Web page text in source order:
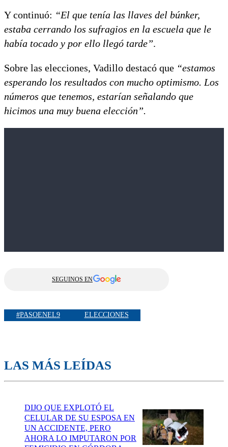
Y continuó: “El que tenía las llaves del búnker,
estaba cerrando los sufragios en la escuela que le
había tocado y por ello llegó tarde”.
Sobre las elecciones, Vadillo destacó que “estamos
esperando los resultados con mucho optimismo. Los
números que tenemos, estarían señalando que
hicimos una muy buena elección”.
SEGUINOS EN
#PASOENEL9 ELECCIONES
LAS MÁS LEÍDAS
DIJO QUE EXPLOTÓ EL
CELULAR DE SU ESPOSA EN
UN ACCIDENTE, PERO
AHORA LO IMPUTARON POR